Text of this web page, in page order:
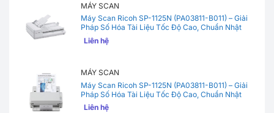
MÁY SCAN
Máy Scan Ricoh SP-1125N (PA03811-B011) – Giải
Pháp Số Hóa Tài Liệu Tốc Độ Cao, Chuẩn Nhật
Bản
Liên hệ
MÁY SCAN
Máy Scan Ricoh SP-1125N (PA03811-B011) – Giải
Pháp Số Hóa Tài Liệu Tốc Độ Cao, Chuẩn Nhật
Bản
Liên hệ